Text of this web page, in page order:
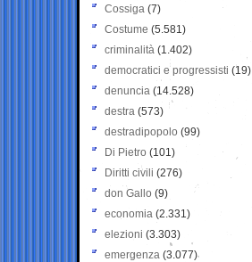
Cossiga (7)
Costume (5.581)
criminalità (1.402)
democratici e progressisti (19)
denuncia (14.528)
destra (573)
destradipopolo (99)
Di Pietro (101)
Diritti civili (276)
don Gallo (9)
economia (2.331)
elezioni (3.303)
emergenza (3.077)